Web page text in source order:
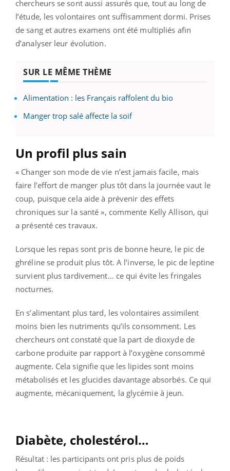
chercheurs se sont aussi assurés que, tout au long de
l’étude, les volontaires ont suffisamment dormi. Prises
de sang et autres examens ont été multipliés afin
d’analyser leur évolution.
SUR LE MÊME THÈME
Alimentation : les Français raffolent du bio
Manger trop salé affecte la soif
Un profil plus sain
« Changer son mode de vie n’est jamais facile, mais
faire l’effort de manger plus tôt dans la journée vaut le
coup, puisque cela aide à prévenir des effets
chroniques sur la santé », commente Kelly Allison, qui
a présenté ces travaux.
Lorsque les repas sont pris de bonne heure, le pic de
ghréline se produit plus tôt. A l’inverse, le pic de leptine
survient plus tardivement… ce qui évite les fringales
nocturnes.
En s’alimentant plus tard, les volontaires assimilent
moins bien les nutriments qu’ils consomment. Les
chercheurs ont constaté que la part de dioxyde de
carbone produite par rapport à l’oxygène consommé
augmente. Cela signifie que les lipides sont moins
métabolisés et les glucides davantage absorbés. Ce qui
augmente, mécaniquement, la glycémie à jeun.
Diabète, cholestérol…
Résultat : les participants ont pris plus de poids